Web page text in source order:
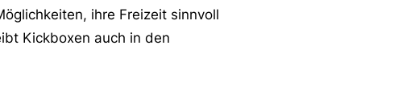
ihre Freizeit sinnvoll
Kickboxen auch in den